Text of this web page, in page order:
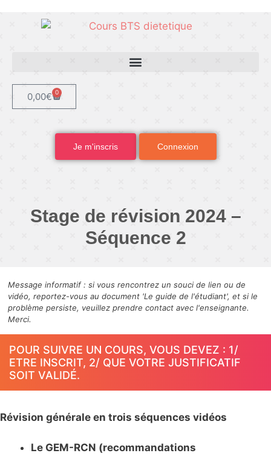
0,00€ 0
Je m'inscris Connexion
Stage de révision 2024 –
Séquence 2
Message informatif : si vous rencontrez un souci de lien ou de
vidéo, reportez-vous au document 'Le guide de l'étudiant', et si le
problème persiste, veuillez prendre contact avec l'enseignante.
Merci.
POUR SUIVRE UN COURS, VOUS DEVEZ : 1/
ETRE INSCRIT, 2/ QUE VOTRE JUSTIFICATIF
SOIT VALIDÉ.
Révision générale en trois séquences vidéos
Le GEM-RCN (recommandations